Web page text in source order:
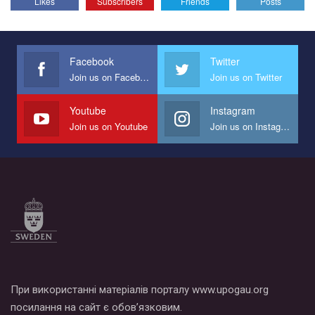
Facebook
Join us on Facebook
Twitter
Join us on Twitter
Youtube
Join us on Youtube
Instagram
Join us on Instagram
При використанні матеріалів порталу www.upogau.org
посилання на сайт є обов’язковим.